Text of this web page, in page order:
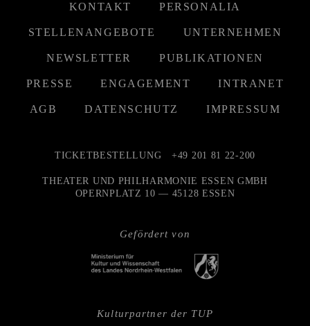
KONTAKT PERSONALIA
STELLENANGEBOTE UNTERNEHMEN
NEWSLETTER PUBLIKATIONEN
PRESSE ENGAGEMENT INTRANET
AGB DATENSCHUTZ IMPRESSUM
Gefördert von
TICKETBESTELLUNG +49 201 81 22-200
THEATER UND PHILHARMONIE ESSEN GMBH
OPERNPLATZ 10 — 45128 ESSEN
Kulturpartner der TUP